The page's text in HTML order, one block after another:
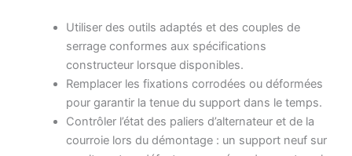
Utiliser des outils adaptés et des couples de
serrage conformes aux spécifications
constructeur lorsque disponibles.
Remplacer les fixations corrodées ou déformées
pour garantir la tenue du support dans le temps.
Contrôler l’état des paliers d’alternateur et de la
courroie lors du démontage : un support neuf sur